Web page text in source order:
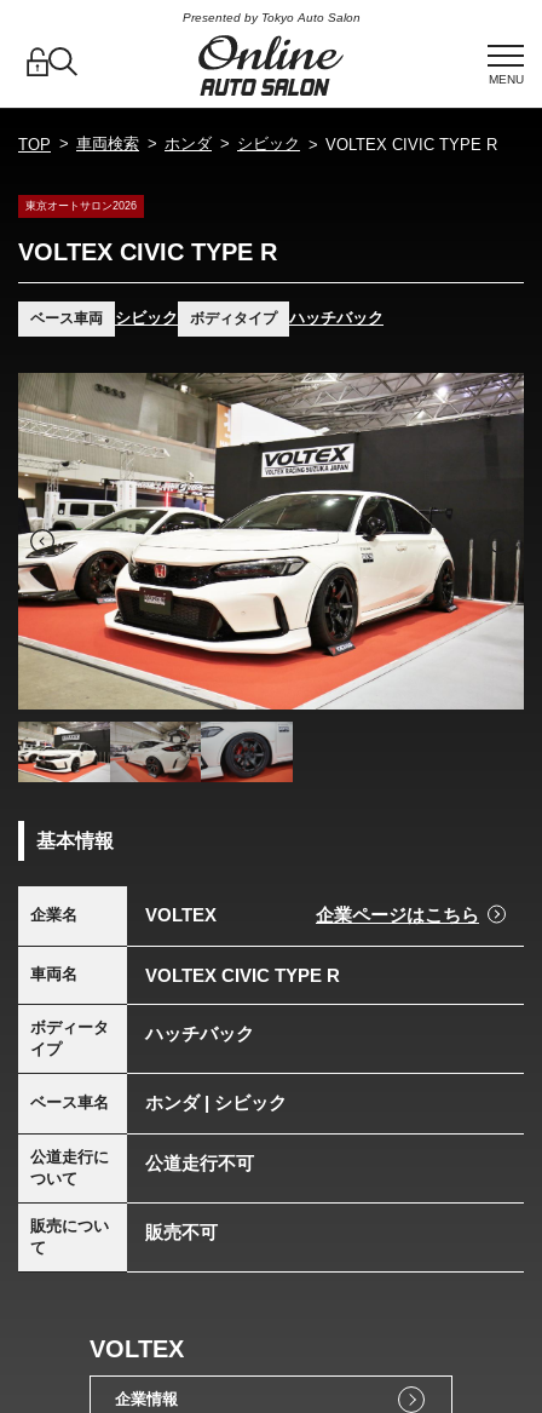
Presented by Tokyo Auto Salon
MENU
TOP 車両検索 ホンダ シビック VOLTEX CIVIC TYPE R
東京オートサロン2026
VOLTEX CIVIC TYPE R
ベース車両 シビック ボディタイプ ハッチバック
基本情報
企業名 VOLTEX 企業ページはこちら
車両名 VOLTEX CIVIC TYPE R
ボディータ
イプ
ハッチバック
ベース車名 ホンダ | シビック
公道走行に
ついて
公道走行不可
販売につい
て
販売不可
VOLTEX
企業情報